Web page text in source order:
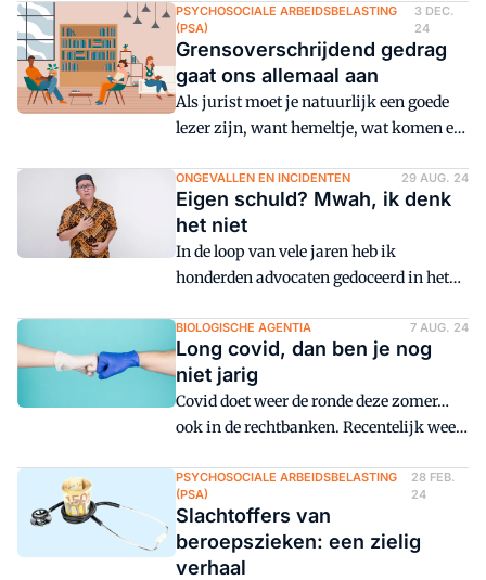
bevreemding - niet meerekenen.
strafrechtelijk te vervolgen voor
doodslag en dood door schuld van twee
oud-medewerkers en een partner van
een van hen, als gevolg van langdurige
blootstelling aan asbest.
PSYCHOSOCIALE ARBEIDSBELASTING
(PSA)
3 DEC.
24
Grensoverschrijdend gedrag
gaat ons allemaal aan
Als jurist moet je natuurlijk een goede
lezer zijn, want hemeltje, wat komen er
eigenlijk een topsporter in lezen zijn en
het nog leuk vinden ook - begin er
anders niet aan.
ONGEVALLEN EN INCIDENTEN 29 AUG. 24
Eigen schuld? Mwah, ik denk
het niet
In de loop van vele jaren heb ik
honderden advocaten gedoceerd in het
mijn specialisatie. Een groot
discussiepunt tijdens een cursus is
steevast de kwestie van eigen schuld:
wanneer heeft de werknemer eigen
schuld aan zijn letsel of beroepsziekte?
BIOLOGISCHE AGENTIA 7 AUG. 24
Long covid, dan ben je nog
niet jarig
Covid doet weer de ronde deze zomer…
ook in de rechtbanken. Recentelijk wees
covid-zaak een tussenvonnis dat mijn
aandacht trok.
PSYCHOSOCIALE ARBEIDSBELASTING
(PSA)
28 FEB.
24
Slachtoffers van
beroepszieken: een zielig
verhaal